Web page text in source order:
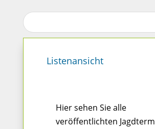
Listenansicht
Hier sehen Sie alle
veröffentlichten